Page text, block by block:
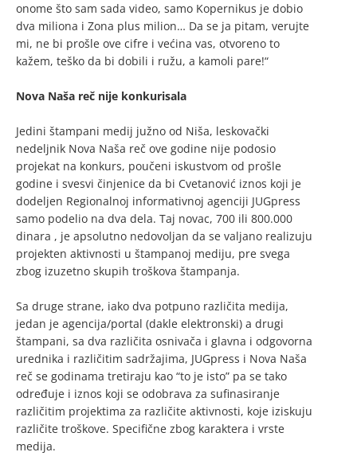
onome što sam sada video, samo Kopernikus je dobio
dva miliona i Zona plus milion… Da se ja pitam, verujte
mi, ne bi prošle ove cifre i većina vas, otvoreno to
kažem, teško da bi dobili i ružu, a kamoli pare!“
Nova Naša reč nije konkurisala
Jedini štampani medij južno od Niša, leskovački
nedeljnik Nova Naša reč ove godine nije podosio
projekat na konkurs, poučeni iskustvom od prošle
godine i svesvi činjenice da bi Cvetanović iznos koji je
dodeljen Regionalnoj informativnoj agenciji JUGpress
samo podelio na dva dela. Taj novac, 700 ili 800.000
dinara , je apsolutno nedovoljan da se valjano realizuju
projekten aktivnosti u štampanoj mediju, pre svega
zbog izuzetno skupih troškova štampanja.
Sa druge strane, iako dva potpuno različita medija,
jedan je agencija/portal (dakle elektronski) a drugi
štampani, sa dva različita osnivača i glavna i odgovorna
urednika i različitim sadržajima, JUGpress i Nova Naša
reč se godinama tretiraju kao “to je isto” pa se tako
određuje i iznos koji se odobrava za sufinasiranje
različitim projektima za različite aktivnosti, koje iziskuju
različite troškove. Specifične zbog karaktera i vrste
medija.